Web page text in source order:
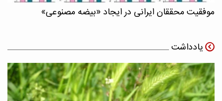
موفقیت محققان ایرانی در ایجاد «بیضه مصنوعی»
یادداشت